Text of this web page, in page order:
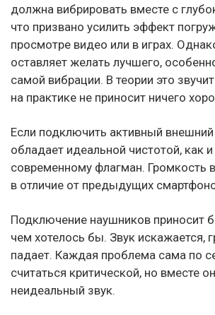
должна вибрировать вместе с
что призвано усилить эффект
просмотре видео или в играх.
оставляет желать лучшего,
самой вибрации. В теории это
на практике не приносит ничего
Если подключить активный внешний
обладает идеальной чистотой, как и
современному флагман. Громкость
в отличие от предыдущих
Подключение наушников приносит
чем хотелось бы. Звук искажается,
падает. Каждая проблема сама по
считаться критической, но вместе
неидеальный звук.